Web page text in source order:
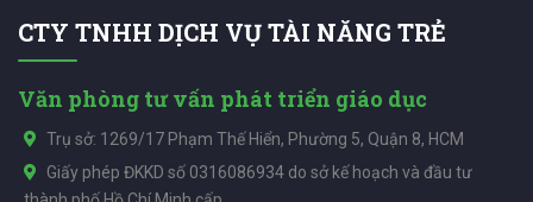
CTY TNHH DỊCH VỤ TÀI NĂNG TRẺ
Văn phòng tư vấn phát triển giáo dục
Trụ sở: 1269/17 Phạm Thế Hiển, Phường 5, Quận 8, HCM
Giấy phép ĐKKD số 0316086934 do sở kế hoạch và đầu tư